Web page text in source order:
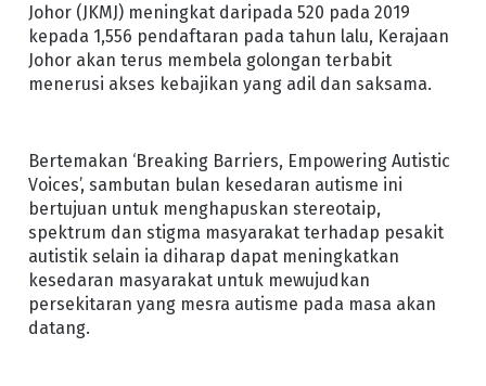
Johor (JKMJ) meningkat daripada 520 pada 2019
kepada 1,556 pendaftaran pada tahun lalu, Kerajaan
Johor akan terus membela golongan terbabit
menerusi akses kebajikan yang adil dan saksama.
Bertemakan ‘Breaking Barriers, Empowering Autistic
Voices’, sambutan bulan kesedaran autisme ini
bertujuan untuk menghapuskan stereotaip,
spektrum dan stigma masyarakat terhadap pesakit
autistik selain ia diharap dapat meningkatkan
kesedaran masyarakat untuk mewujudkan
persekitaran yang mesra autisme pada masa akan
datang.